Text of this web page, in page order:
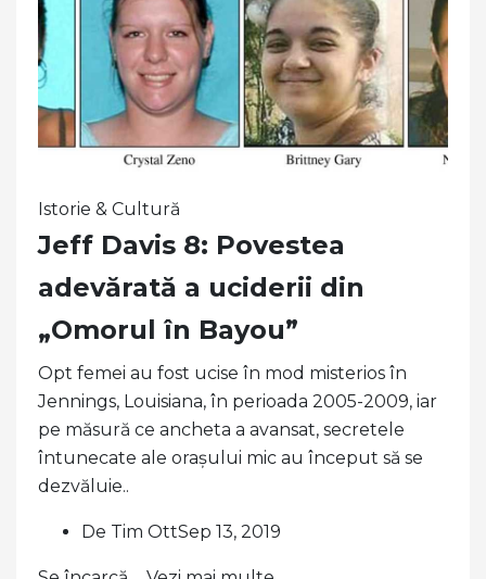
Istorie & Cultură
Jeff Davis 8: Povestea
adevărată a uciderii din
„Omorul în Bayou”
Opt femei au fost ucise în mod misterios în
Jennings, Louisiana, în perioada 2005-2009, iar
pe măsură ce ancheta a avansat, secretele
întunecate ale orașului mic au început să se
dezvăluie..
De Tim OttSep 13, 2019